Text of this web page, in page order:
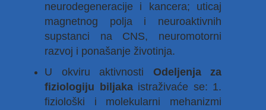
neurodegeneracije i kancera; uticaj
magnetnog polja i neuroaktivnih
supstanci na CNS, neuromotorni
razvoj i ponašanje životinja.
U okviru aktivnosti Odeljenja za
fiziologiju biljakaistraživaće se: 1.
fiziološki i molekularni mehanizmi